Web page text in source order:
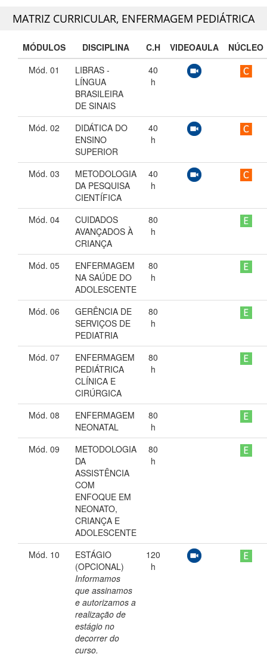
MATRIZ CURRICULAR, ENFERMAGEM PEDIÁTRICA
MÓDULOS DISCIPLINA C.H VIDEOAULA
NÚCLEO
Mód. 01
LIBRAS -
LÍNGUA
BRASILEIRA
DE SINAIS
40
h
Mód. 02
DIDÁTICA DO
ENSINO
SUPERIOR
40
h
Mód. 03
METODOLOGIA
DA PESQUISA
CIENTÍFICA
40
h
Mód. 04
CUIDADOS
AVANÇADOS À
CRIANÇA
80
h
Mód. 05
ENFERMAGEM
NA SAÚDE DO
ADOLESCENTE
80
h
Mód. 06
GERÊNCIA DE
SERVIÇOS DE
PEDIATRIA
80
h
Mód. 07
ENFERMAGEM
PEDIÁTRICA
CLÍNICA E
CIRÚRGICA
80
h
Mód. 08
ENFERMAGEM
NEONATAL
80
h
Mód. 09
METODOLOGIA
DA
ASSISTÊNCIA
COM
ENFOQUE EM
NEONATO,
CRIANÇA E
ADOLESCENTE
80
h
Mód. 10
ESTÁGIO
(OPCIONAL)
Informamos
que assinamos
e autorizamos a
realização de
estágio no
decorrer do
curso.
120
h